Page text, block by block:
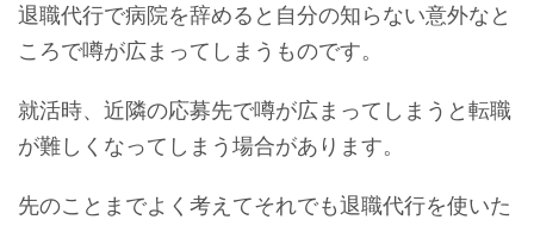
退職代行で病院を辞めると自分の知らない意外なと
ころで噂が広まってしまうものです。
就活時、近隣の応募先で噂が広まってしまうと転職
が難しくなってしまう場合があります。
先のことまでよく考えてそれでも退職代行を使いた